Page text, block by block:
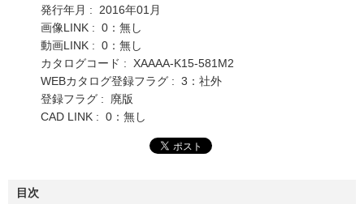
発行年月 : 2016年01月
画像LINK : 0：無し
動画LINK : 0：無し
カタログコード : XAAAA-K15-581M2
WEBカタログ登録フラグ : 3：社外
登録フラグ : 廃版
CAD LINK : 0：無し
目次